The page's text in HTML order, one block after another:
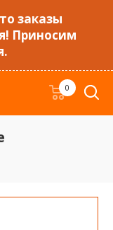
заказы
Приносим
0